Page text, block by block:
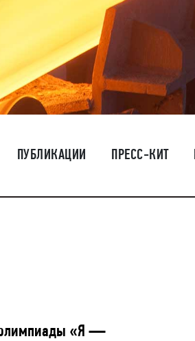
ПУБЛИКАЦИИ ПРЕСС-КИТ
олимпиады «Я —